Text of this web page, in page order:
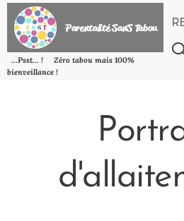
Parentalité SanSTabou
...Psst... ! Zéro tabou mais 100%
bienveillance !